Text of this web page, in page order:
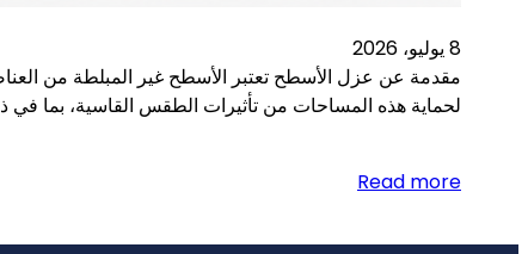
8 يوليو، 2026
مقدمة عن عزل الأسطح تعتبر الأسطح غير المبلطة من
لحماية هذه المساحات من تأثيرات الطقس القاسية، بما في
Read more